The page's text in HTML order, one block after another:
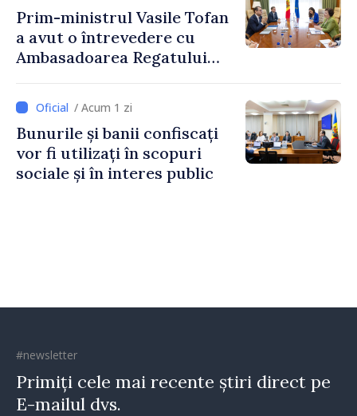
Prim-ministrul Vasile Tofan
a avut o întrevedere cu
Ambasadoarea Regatului
Irlandei de Nord, Fern
Horine / Acum 1 zi
Bunurile și banii confiscați
vor fi utilizați în scopuri
sociale și în interes public
#newsletter
Primiți cele mai recente știri direct pe
E-mailul dvs.